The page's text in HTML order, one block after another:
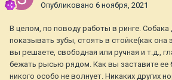
Опубликовано 6 ноября, 2021
В целом, по поводу работы в ринге.
показывать зубы, стоять в стойке(как она
вы решаете, свободная или ручная и т.д.,
бежать рысью рядом. Как вы заставите
никого особо не волнует. Никаких других